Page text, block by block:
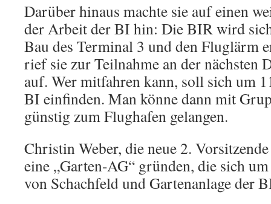
Darüber hinaus machte sie auf einen
der Arbeit der BI hin: Die BIR wird
Bau des Terminal 3 und den Fluglärm
rief sie zur Teilnahme an der nächsten
auf. Wer mitfahren kann, soll sich um
BI einfinden. Man könne dann mit
günstig zum Flughafen gelangen.
Christin Weber, die neue 2.
eine „Garten-AG“ gründen, die sich
von Schachfeld und Gartenanlage der